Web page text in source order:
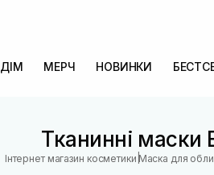
ДІМ МЕРЧ НОВИНКИ
Тканинні маски
Інтернет магазин косметики |Маска для